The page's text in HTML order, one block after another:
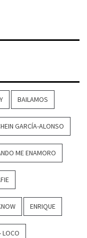
BAILAMOS
GARCÍA-ALONSO
ME ENAMORO
ENRIQUE
LOCO